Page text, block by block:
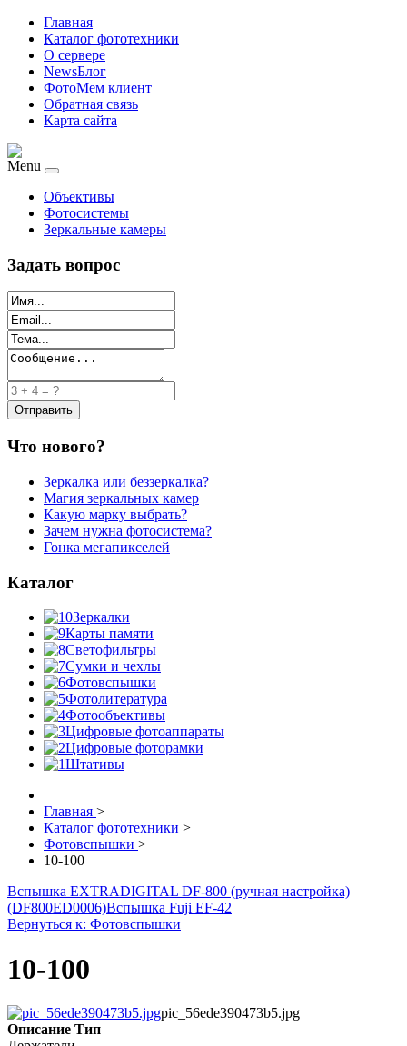
Главная
Каталог фототехники
О сервере
NewsБлог
ФотоМем клиент
Обратная связь
Карта сайта
Menu
Объективы
Фотосистемы
Зеркальные камеры
Задать вопрос
Что нового?
Зеркалка или беззеркалка?
Магия зеркальных камер
Какую марку выбрать?
Зачем нужна фотосистема?
Гонка мегапикселей
Каталог
Зеркалки
Карты памяти
Светофильтры
Сумки и чехлы
Фотовспышки
Фотолитература
Фотообъективы
Цифровые фотоаппараты
Цифровые фоторамки
Штативы
Главная >
Каталог фототехники >
Фотовспышки >
10-100
Вспышка EXTRADIGITAL DF-800 (ручная настройка)
(DF800ED0006)Вспышка Fuji EF-42
Вернуться к: Фотовспышки
10-100
pic_56ede390473b5.jpg
Описание Тип